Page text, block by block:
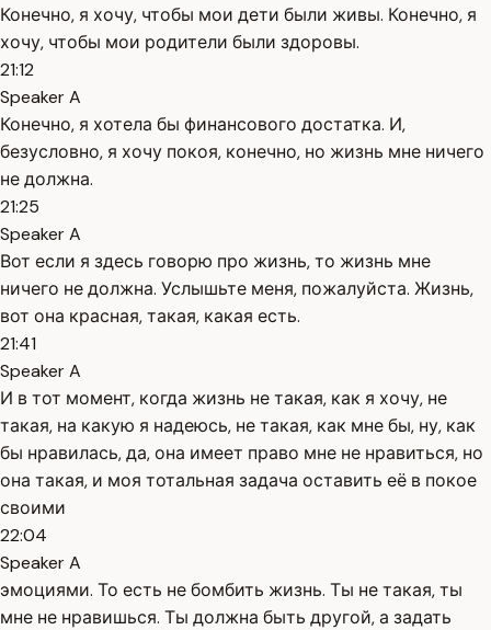
Конечно, я хочу, чтобы мои дети были живы. Конечно, я
хочу, чтобы мои родители были здоровы.
21:12
Speaker A
Конечно, я хотела бы финансового достатка. И,
безусловно, я хочу покоя, конечно, но жизнь мне ничего
не должна.
21:25
Speaker A
Вот если я здесь говорю про жизнь, то жизнь мне
ничего не должна. Услышьте меня, пожалуйста. Жизнь,
вот она красная, такая, какая есть.
21:41
Speaker A
И в тот момент, когда жизнь не такая, как я хочу, не
такая, на какую я надеюсь, не такая, как мне бы, ну, как
бы нравилась, да, она имеет право мне не нравиться, но
она такая, и моя тотальная задача оставить её в покое
своими
22:04
Speaker A
эмоциями. То есть не бомбить жизнь. Ты не такая, ты
мне не нравишься. Ты должна быть другой, а задать